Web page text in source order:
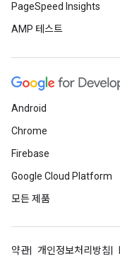
PageSpeed Insights
AMP 테스트
Android
Chrome
Firebase
Google Cloud Platform
모든 제품
약관 개인정보처리방침